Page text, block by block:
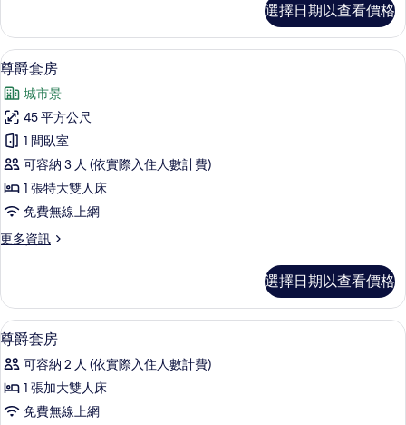
房-
入
住
房
型
依
飯
店
現
場
的
所
有
相
片
親
子
套
房-
入
住
房
型
依
飯
店
現
安
詳
情
選擇日期以查看價格
顯
示
尊
爵
套
房
的
所
有
片
尊爵套房 | 客房內保險箱、書桌、隔
3
尊爵套房
城市景
45 平方公尺
1 間臥室
可容納 3 人 (依實際入住人數計費)
1 張特大雙人床
免費無線上網
更多資訊
更
套
房
的
詳
情
選擇日期以查看價格
顯
示
尊
爵
客房內保險箱、書桌、隔音、免費無線
3
尊爵套房
可容納 2 人 (依實際入住人數計費)
1 張加大雙人床
免費無線上網